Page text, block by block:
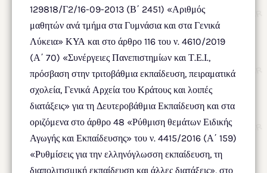
129818/Γ2/16-09-2013 (Β΄ 2451) «Αριθμός
μαθητών ανά τμήμα στα Γυμνάσια και στα Γενικά
Λύκεια» ΚΥΑ και στο άρθρο 116 του ν. 4610/2019
(Α΄ 70) «Συνέργειες Πανεπιστημίων και Τ.Ε.Ι.,
πρόσβαση στην τριτοβάθμια εκπαίδευση, πειραματικά
σχολεία, Γενικά Αρχεία του Κράτους και λοιπές
διατάξεις» για τη Δευτεροβάθμια Εκπαίδευση και στα
οριζόμενα στο άρθρο 48 «Ρύθμιση θεμάτων Ειδικής
Αγωγής και Εκπαίδευσης» του ν. 4415/2016 (Α΄ 159)
«Ρυθμίσεις για την ελληνόγλωσση εκπαίδευση, τη
διαπολιτισμική εκπαίδευση και άλλες διατάξεις», στο